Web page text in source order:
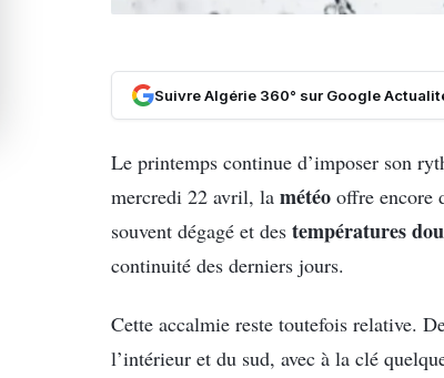
Suivre Algérie 360° sur Google
Le printemps continue d’imposer son
mercredi 22 avril, la météo offre encore
souvent dégagé et des températures
continuité des derniers jours.
Cette accalmie reste toutefois relative.
l’intérieur et du sud, avec à la clé